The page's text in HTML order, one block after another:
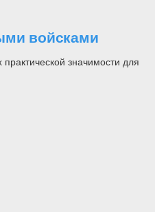
войсками
значимости для